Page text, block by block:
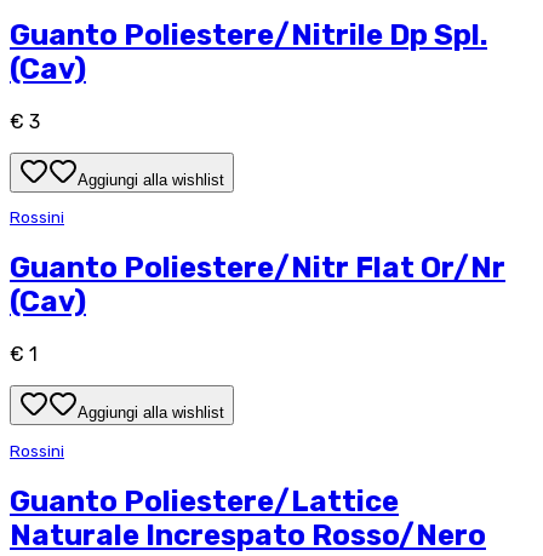
Guanto Poliestere/Nitrile Dp Spl.
(Cav)
€ 3
Aggiungi alla wishlist
Rossini
Guanto Poliestere/Nitr Flat Or/Nr
(Cav)
€ 1
Aggiungi alla wishlist
Rossini
Guanto Poliestere/Lattice
Naturale Increspato Rosso/Nero